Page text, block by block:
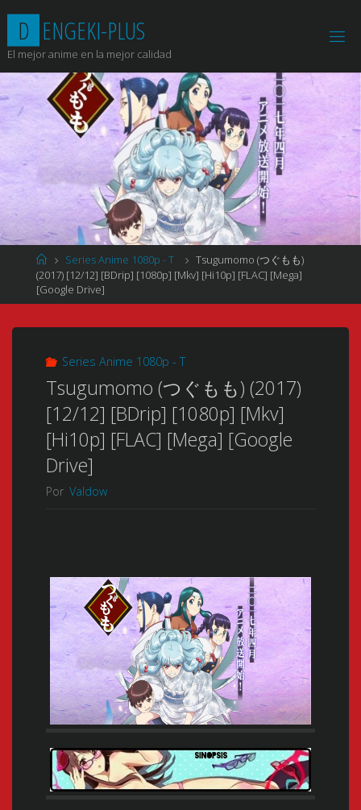
contenido
D ENGEKI-PLUS
El mejor anime en la mejor calidad
Página
de
Inicio
Series Anime 1080p - T
Tsugumomo (つぐもも)
(2017) [12/12] [BDrip] [1080p] [Mkv] [Hi10p] [FLAC] [Mega]
[Google Drive]
Series Anime 1080p - T
Tsugumomo (つぐもも) (2017)
[12/12] [BDrip] [1080p] [Mkv]
[Hi10p] [FLAC] [Mega] [Google
Drive]
Por Valdow